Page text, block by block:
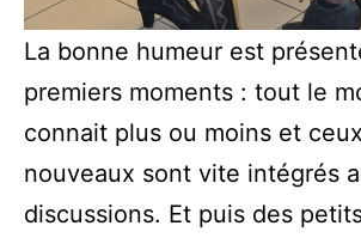
La bonne humeur est
premiers moments : tout le
connait plus ou moins et
nouveaux sont vite intégrés
discussions. Et puis des